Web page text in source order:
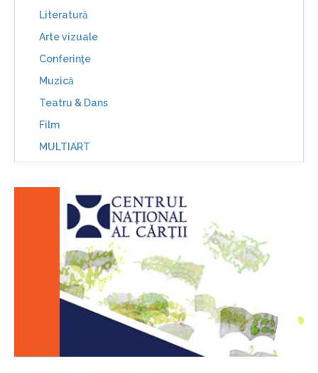
Literatură
Arte vizuale
Conferinţe
Muzică
Teatru & Dans
Film
MULTIART